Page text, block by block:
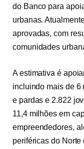
do Banco para
urbanas.
aprovadas, com
comunidades
A estimativa é
incluindo mais de 6
e pardas e 2.822
11,4 milhões em
empreendedores,
periféricas do